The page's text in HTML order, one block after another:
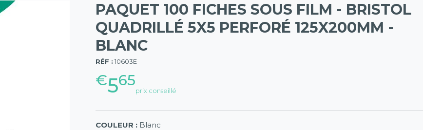
PAQUET 100 FICHES SOUS FILM - BRISTOL
QUADRILLÉ 5X5 PERFORÉ 125X200MM -
BLANC
RÉF : 10603E
€565
prix conseillé
(57)
COULEUR : Blanc